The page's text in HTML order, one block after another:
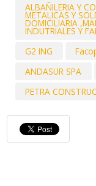
ALBAÑILERIA Y
METALICAS Y
DOMICILIARIA
INDUTRIALES Y
G2 ING
ANDASUR SPA
PETRA